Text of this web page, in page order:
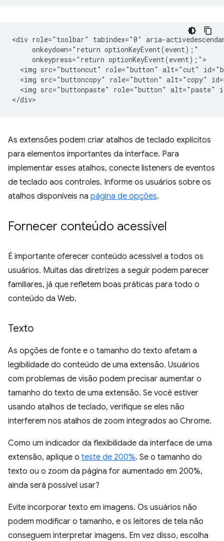
<div role="toolbar" tabindex="0" aria-
     onkeydown="return optionKeyEvent(event);"
     onkeypress="return optionKeyEvent(event);">
<img src="buttoncut" role="button" alt="cut"
<img src="buttoncopy" role="button" alt="copy"
<img src="buttonpaste" role="button" alt="paste"
As extensões podem criar atalhos de teclado explícitos
para elementos importantes da interface. Para
implementar esses atalhos, conecte listeners de eventos
de teclado aos controles. Informe os usuários sobre os
atalhos disponíveis na página de opções.
Fornecer conteúdo acessível
É importante oferecer conteúdo acessível a todos os
usuários. Muitas das diretrizes a seguir podem parecer
familiares, já que refletem boas práticas para todo o
conteúdo da Web.
Texto
As opções de fonte e o tamanho do texto afetam a
legibilidade do conteúdo de uma extensão. Usuários
com problemas de visão podem precisar aumentar o
tamanho do texto de uma extensão. Se você estiver
usando atalhos de teclado, verifique se eles não
interferem nos atalhos de zoom integrados ao Chrome.
Como um indicador da flexibilidade da interface de uma
extensão, aplique o teste de 200%. Se o tamanho do
texto ou o zoom da página for aumentado em 200%,
ainda será possível usar?
Evite incorporar texto em imagens. Os usuários não
podem modificar o tamanho, e os leitores de tela não
conseguem interpretar imagens. Em vez disso, escolha